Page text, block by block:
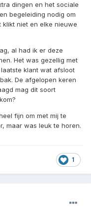
dingen en het sociale
begeleiding nodig om
klikt niet en elke nieuwe
al had ik er deze
Het was gezellig met
klant wat afsloot
De afgelopen keren
mag dit soort
fijn om met mij te
maar was leuk te horen.
1